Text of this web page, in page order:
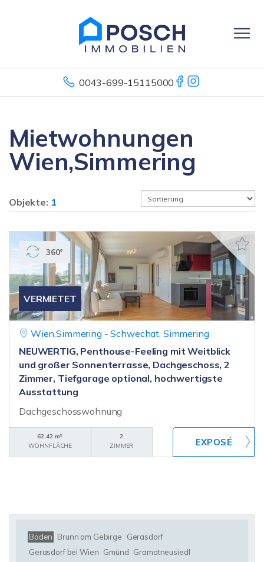
0043-699-15115000
Mietwohnungen
Wien,Simmering
Objekte: 1
VERMIETET
360°
Wien,Simmering - Schwechat, Simmering
NEUWERTIG, Penthouse-Feeling mit Weitblick
und großer Sonnenterrasse, Dachgeschoss, 2
Zimmer, Tiefgarage optional, hochwertigste
Ausstattung
Dachgeschosswohnung
62,42 m²
WOHNFLÄCHE
2
ZIMMER
Baden Brunn am Gebirge
Gerasdorf
Gerasdorf bei Wien Gmünd Gramatneusiedl